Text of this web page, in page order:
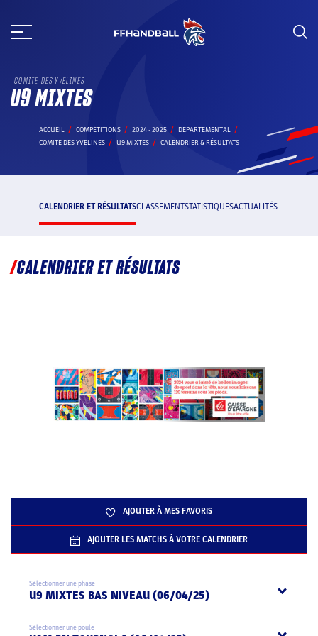
au
COMITE DES YVELINES
U9 MIXTES
ACCUEIL COMPÉTITIONS 2024 - 2025
DEPARTEMENTAL
COMITE DES YVELINES
U9 MIXTES CALENDRIER & RÉSULTATS
CALENDRIER ET RÉSULTATSCLASSEMENTSTATISTIQUESACTUALITÉS
CALENDRIER ET RÉSULTATS
AJOUTER À MES FAVORIS
AJOUTER LES MATCHS À VOTRE CALENDRIER
Sélectionner une phase
U9 MIXTES BAS NIVEAU (06/04/25)
Sélectionner une poule